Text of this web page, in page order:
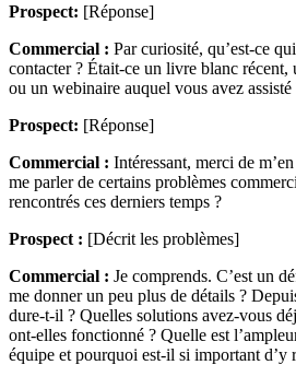
Prospect: [Réponse]
Commercial : Par curiosité, qu’est-ce
contacter ? Était-ce un livre blanc récent,
ou un webinaire auquel vous avez assisté
Prospect: [Réponse]
Commercial : Intéressant, merci de
me parler de certains problèmes
rencontrés ces derniers temps ?
Prospect : [Décrit les problèmes]
Commercial : Je comprends. C’est un
me donner un peu plus de détails ?
dure-t-il ? Quelles solutions avez-vous
ont-elles fonctionné ? Quelle est
équipe et pourquoi est-il si important d’y